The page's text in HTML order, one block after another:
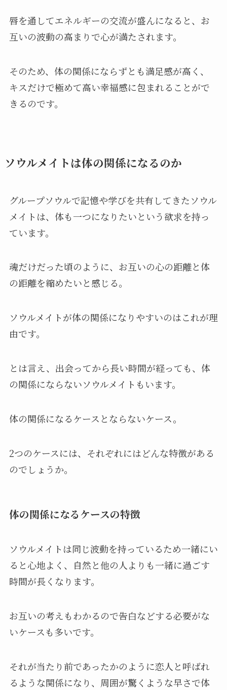
唇を通してエネルギーの交流が盛んになると、お
互いの波動の高まりで心が満たされます。
そのため、体の関係にならずとも満足感が高く、
キスだけで極めて高い幸福感に包まれることがで
きるのです。
ソウルメイトは体の関係になるのか
グループソウルで記憶や学びを共有してきたソウル
メイトは、体も一つになりたいという欲求を持っ
ています。
魂だけだった頃のように、お互いの心の距離と体
の距離を縮めたいと感じる。
ソウルメイトが体の関係になりやすいのはこれが理
由です。
とは言え、出会ってから長い時間が経っても、体
の関係にならないソウルメイトもいます。
体の関係になるケースとならないケース。
2つのケースには、それぞれにはどんな特徴がある
のでしょうか。
体の関係になるケースの特徴
ソウルメイトは同じ波動を持っているため一緒にい
ると心地よく、自然と他の人よりも一緒に過ごす
時間が長くなります。
お互いの考えもわかるので告白などする必要がな
いケースも多いです。
それが当たり前であったかのように恋人と呼ばれ
るような関係になり、周囲が驚くような早さで体